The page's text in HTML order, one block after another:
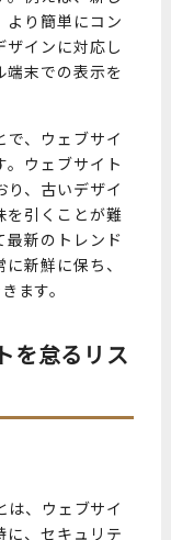
より簡単にコン
インに対応し
端末での表示を
、ウェブサイ
。ウェブサイト
、古いデザイ
を引くことが難
最新のトレンド
新鮮に保ち、
ます。
を怠るリス
、ウェブサイ
に、セキュリテ